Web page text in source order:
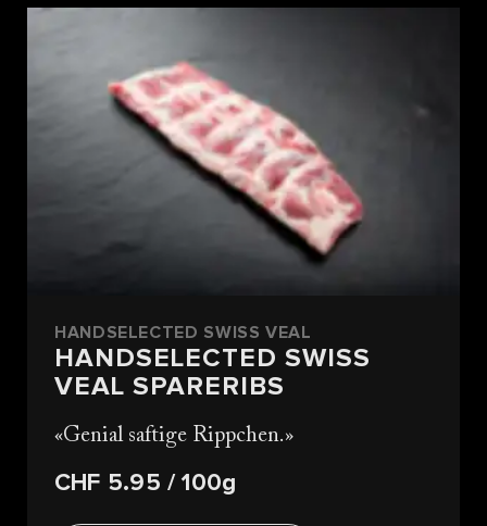
HANDSELECTED SWISS VEAL
HANDSELECTED SWISS
VEAL SPARERIBS
Genial saftige Rippchen.
CHF 5.95 / 100g